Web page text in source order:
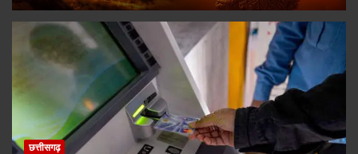
छत्तीसगढ़